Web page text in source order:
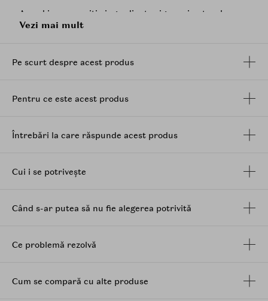
Avand in compozitie ingrediente sigure si naturale,
utilizarea continua a acestei creme intensive reduce
Mod de utilizare:
Dupa folosirea unui toner, aplicati o
absorbirea produsului in piele.
Vezi mai mult
Pe scurt despre acest produs
Pentru ce este acest produs
Întrebări la care răspunde acest produs
Cui i se potrivește
Când s-ar putea să nu fie alegerea potrivită
Ce problemă rezolvă
Cum se compară cu alte produse